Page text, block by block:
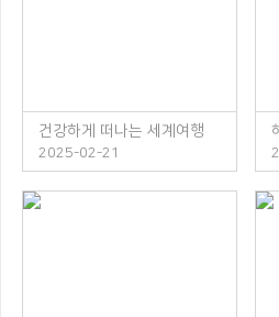
건강하게 떠나는 세계여행
2025-02-21